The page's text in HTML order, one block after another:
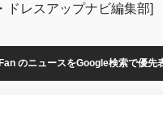
ドレスアップナビ編集部]
のニュースをGoogle検索で優先